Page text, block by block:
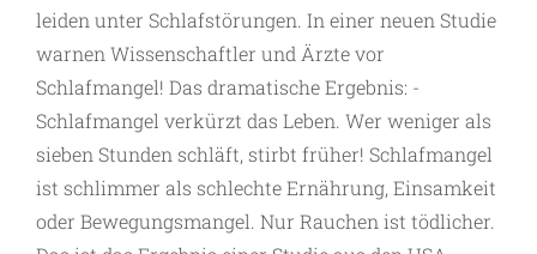
leiden unter Schlafstörungen. In einer neuen Studie
warnen Wissenschaftler und ­Ärzte vor
Schlafmangel! Das dramatische Ergebnis: ­
Schlafmangel verkürzt das Leben. Wer weniger als
sieben Stunden schläft, stirbt früher! Schlafmangel
ist schlimmer als schlechte Ernährung, Einsamkeit
oder Bewegungsmangel. Nur Rauchen ist tödlicher.